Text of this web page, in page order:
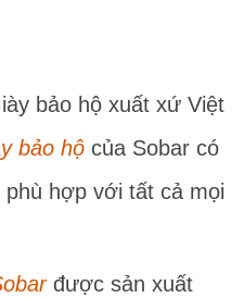
bảo hộ xuất xứ Việt
bảo hộ của Sobar có
hợp với tất cả mọi
được sản xuất